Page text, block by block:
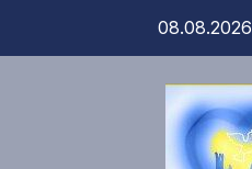
08.08.2026